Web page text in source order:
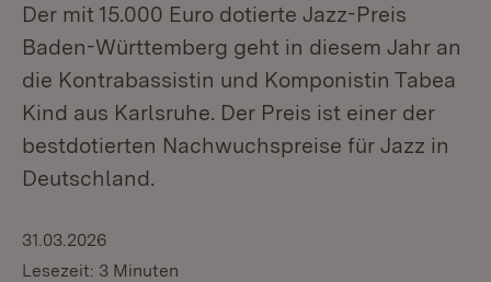
Der mit 15.000 Euro dotierte Jazz-Preis
Baden-Württemberg geht in diesem Jahr an
die Kontrabassistin und Komponistin Tabea
Kind aus Karlsruhe. Der Preis ist einer der
bestdotierten Nachwuchspreise für Jazz in
Deutschland.
31.03.2026
Lesezeit: 3 Minuten